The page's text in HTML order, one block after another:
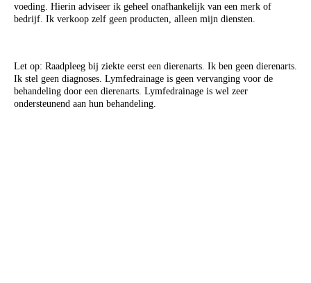
voeding. Hierin adviseer ik geheel onafhankelijk van een merk of
bedrijf. Ik verkoop zelf geen producten, alleen mijn diensten.
Let op: Raadpleeg bij ziekte eerst een dierenarts. Ik ben geen dierenarts.
Ik stel geen diagnoses. Lymfedrainage is geen vervanging voor de
behandeling door een dierenarts. Lymfedrainage is wel zeer
ondersteunend aan hun behandeling.